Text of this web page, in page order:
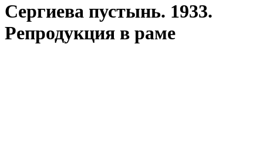
Сергиева пустынь. 1933.
Репродукция в раме